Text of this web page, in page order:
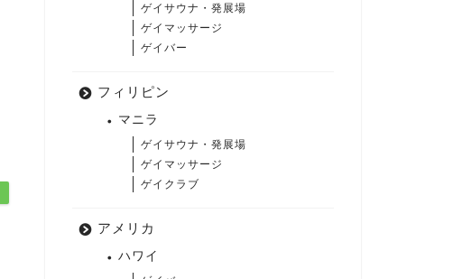
ゲイサウナ・発展場
ゲイマッサージ
ゲイバー
フィリピン
マニラ
ゲイサウナ・発展場
ゲイマッサージ
ゲイクラブ
アメリカ
ハワイ